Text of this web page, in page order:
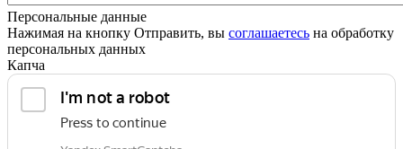
Персональные данные
Нажимая на кнопку Отправить, вы соглашаетесь на обработку
персональных данных
Капча